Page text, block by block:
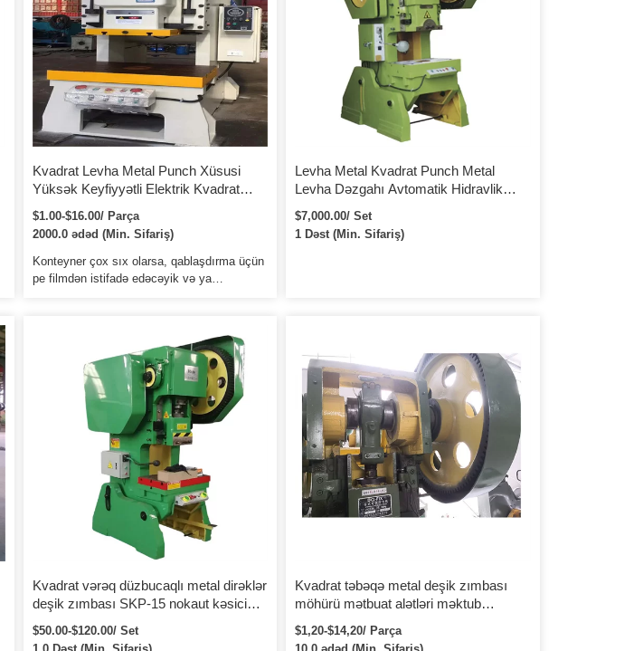
Kvadrat Levha Metal Punch Xüsusi
Yüksək Keyfiyyətli Elektrik Kvadrat
Levha Metal Punch İstehsal Xidməti
$1.00-$16.00/ Parça
2000.0 ədəd (Min. Sifariş)
Konteyner çox sıx olarsa, qablaşdırma üçün
pe filmdən istifadə edəcəyik və ya
Konteyner çox sıx olarsa, qablaşdırma üçün
pe filmdən istifadə edəcəyik və ya
müştərilərin xüsusi tələbinə uyğun olaraq
qablaşdıracağıq.
Levha Metal Kvadrat Punch Metal
Levha Dəzgahı Avtomatik Hidravlik
Levha Metal Kvadrat Delikli Zərbə
Maşını Metal Boru Delikli Pres Kiçik
Delik Açma Maşını
$7,000.00/ Set
1 Dəst (Min. Sifariş)
Kvadrat vərəq düzbucaqlı metal dirəklər
deşik zımbası SKP-15 nokaut kəsici
zımba aləti
$50.00-$120.00/ Set
Kvadrat təbəqə metal deşik zımbası
möhürü mətbuat alətləri məktub
zımbası
$1,20-$14,20/ Parça